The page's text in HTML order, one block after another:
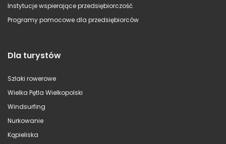
Instytucje wspierające przedsiębiorczość
Programy pomocowe dla przedsiębiorców
Dla turystów
Szlaki rowerowe
Wielka Pętla Wielkopolski
Windsurfing
Nurkowanie
Kąpieliska